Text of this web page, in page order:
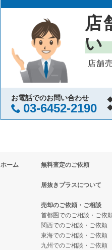
川西市の飲食店の居抜き売
芦屋市の飲食店の居抜き売
神戸市中央区の飲食店の居抜
神戸市灘区の飲食店の居抜
伊丹市の飲食店の居抜き売却
神戸市兵庫区の飲食店の居抜
明石市の飲食店の居抜き売却
神戸市長田区の飲食店の居抜
神戸市垂水区の飲食店の居抜
神戸市須磨区の飲食店の居
兵庫県のイタリア料理の居
兵庫県の中華の居抜き売却物
兵庫県のそば・うどんの居抜
兵庫県の寿司の居抜き売却
兵庫県の焼肉の居抜き売却物
兵庫県の鉄板焼き・お好み
兵庫県のカフェの居抜き売却
兵庫県のテイクアウトの居抜
兵庫県のお弁当・惣菜・デ
兵庫県のカラオケ・パブ・
尼崎駅のイタリア料理の居
尼崎駅の鉄板焼き・お好み
尼崎駅の居酒屋・ダイニング
尼崎駅の専門料理の居抜き
店
い
店舗
お電話でのお問い合わせ
03-6452-2190
◆
◆
ホーム 無料査定のご依頼
居抜きプラスについて
売却のご依頼・ご相談
首都圏でのご相談・ご依
関西でのご相談・ご依頼
東海でのご相談・ご依頼
九州でのご相談・ご依頼